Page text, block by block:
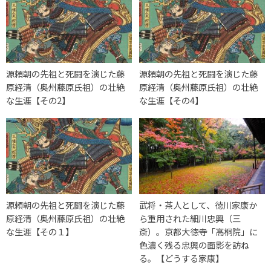
源頼朝の先祖と死闘を演じた藤
原経清（奥州藤原氏祖）の壮絶
な生涯【その2】
源頼朝の先祖と死闘を演じた藤
原経清（奥州藤原氏祖）の壮絶
な生涯【その4】
源頼朝の先祖と死闘を演じた藤
原経清（奥州藤原氏祖）の壮絶
な生涯【その１】
武将・茶人として、徳川家康か
ら重用された細川忠興（三
斎）。京都大徳寺「高桐院」に
色濃く残る忠興の面影を訪ね
る。【どうする家康】